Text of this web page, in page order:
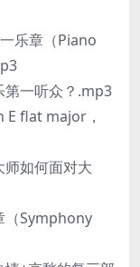
乐章（Piano
一听众？.mp3
flat major，
如何面对大
Symphony